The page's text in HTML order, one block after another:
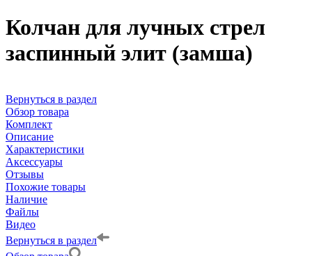
Колчан для лучных стрел
заспинный элит (замша)
Вернуться в раздел
Обзор товара
Комплект
Описание
Характеристики
Аксессуары
Отзывы
Похожие товары
Наличие
Файлы
Видео
Вернуться в раздел